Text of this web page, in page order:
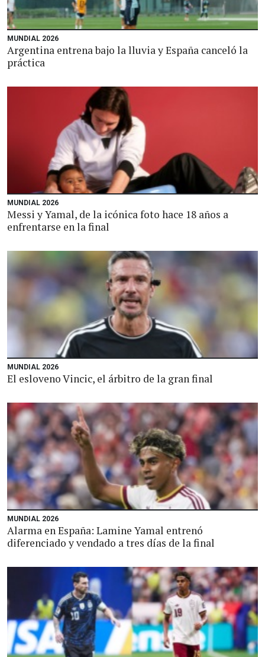
MUNDIAL 2026
Argentina entrena bajo la lluvia y España canceló la
práctica
MUNDIAL 2026
Messi y Yamal, de la icónica foto hace 18 años a
enfrentarse en la final
MUNDIAL 2026
El esloveno Vincic, el árbitro de la gran final
MUNDIAL 2026
Alarma en España: Lamine Yamal entrenó
diferenciado y vendado a tres días de la final